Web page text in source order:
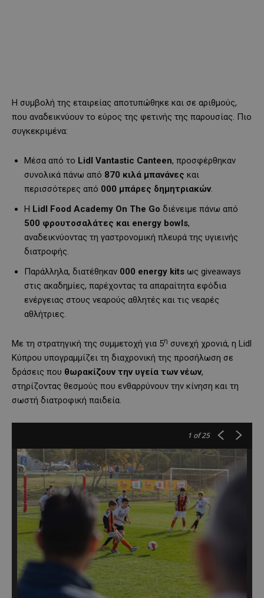
Η συμβολή της εταιρείας αποτυπώθηκε και σε αριθμούς,
που αναδεικνύουν το εύρος της φετινής της παρουσίας. Πιο
συγκεκριμένα:
Μέσα από το Lidl Vantastic Canteen, προσφέρθηκαν
συνολικά πάνω από 870 κιλά μπανάνες και
περισσότερες από 000 μπάρες δημητριακών.
Η Lidl Food Academy On The Go διένειμε πάνω από
500 φρουτοσαλάτες και energy bowls,
αναδεικνύοντας τη γαστρονομική πλευρά της υγιεινής
διατροφής.
Παράλληλα, διατέθηκαν 000 energy kits ως giveaways
στις ακαδημίες, παρέχοντας τα απαραίτητα εφόδια
ενέργειας στους νεαρούς αθλητές και τις νεαρές
αθλήτριες.
Με τη στρατηγική της συμμετοχή για 5η συνεχή χρονιά, η Lidl
Κύπρου υπογραμμίζει τη διαχρονική της προσήλωση σε
δράσεις που θωρακίζουν την υγεία των νέων,
στηρίζοντας θεσμούς που ενθαρρύνουν την κίνηση και τη
σωστή διατροφική παιδεία.
1 of 25